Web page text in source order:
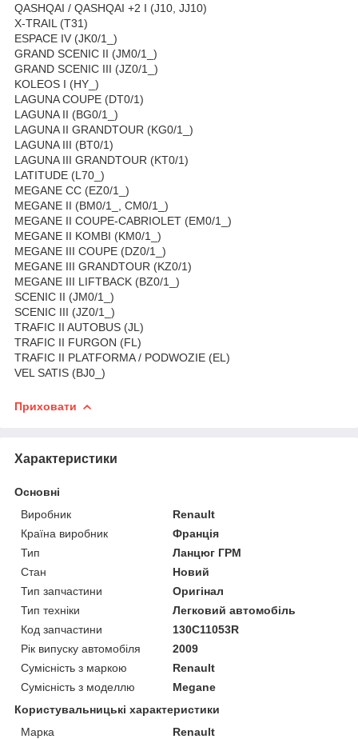
QASHQAI / QASHQAI +2 I (J10, JJ10)
X-TRAIL (T31)
ESPACE IV (JK0/1_)
GRAND SCENIC II (JM0/1_)
GRAND SCENIC III (JZ0/1_)
KOLEOS I (HY_)
LAGUNA COUPE (DT0/1)
LAGUNA II (BG0/1_)
LAGUNA II GRANDTOUR (KG0/1_)
LAGUNA III (BT0/1)
LAGUNA III GRANDTOUR (KT0/1)
LATITUDE (L70_)
MEGANE CC (EZ0/1_)
MEGANE II (BM0/1_, CM0/1_)
MEGANE II COUPE-CABRIOLET (EM0/1_)
MEGANE II KOMBI (KM0/1_)
MEGANE III COUPE (DZ0/1_)
MEGANE III GRANDTOUR (KZ0/1)
MEGANE III LIFTBACK (BZ0/1_)
SCENIC II (JM0/1_)
SCENIC III (JZ0/1_)
TRAFIC II AUTOBUS (JL)
TRAFIC II FURGON (FL)
TRAFIC II PLATFORMA / PODWOZIE (EL)
VEL SATIS (BJ0_)
Приховати
Характеристики
Основні
Виробник
Renault
Країна виробник
Франція
Тип
Ланцюг ГРМ
Стан
Новий
Тип запчастини
Оригінал
Тип техніки
Легковий автомобіль
Код запчастини
130C11053R
Рік випуску автомобіля
2009
Сумісність з маркою
Renault
Сумісність з моделлю
Megane
Користувальницькі характеристики
Марка
Renault